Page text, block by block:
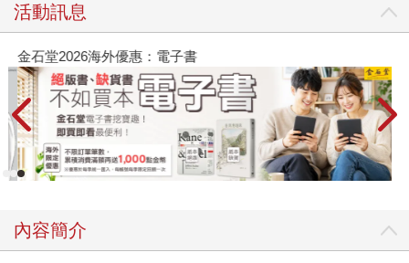
活動訊息
金石堂2026海外優惠：電子書
內容簡介